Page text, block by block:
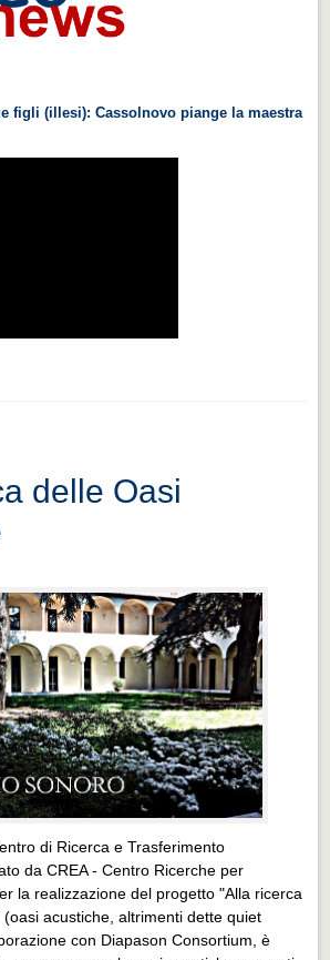
rapida
4.0
figli (illesi): Cassolnovo piange la maestra
delle Oasi
di Ricerca e Trasferimento
da CREA - Centro Ricerche per
la realizzazione del progetto "Alla ricerca
acustiche, altrimenti dette quiet
con Diapason Consortium, è